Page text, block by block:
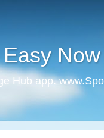
Now
Hub app.